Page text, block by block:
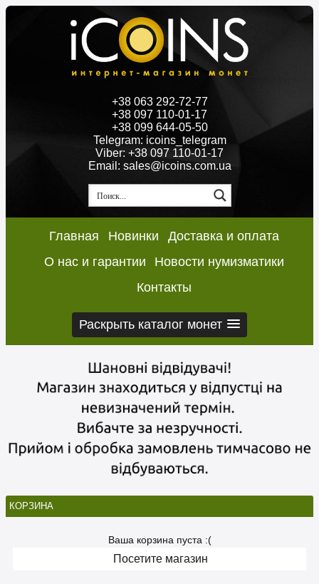
+38 063 292-72-77
+38 097 110-01-17
+38 099 644-05-50
Telegram: icoins_telegram
Viber: +38 097 110-01-17
Email: sales@icoins.com.ua
Главная Новинки
Доставка и оплата
О нас и гарантии
Новости нумизматики
Контакты
Раскрыть каталог монет
КОРЗИНА
Ваша корзина пуста :(
Посетите магазин